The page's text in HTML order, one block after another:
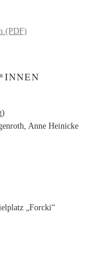
(PDF)
Anne Heinicke
„Forcki“